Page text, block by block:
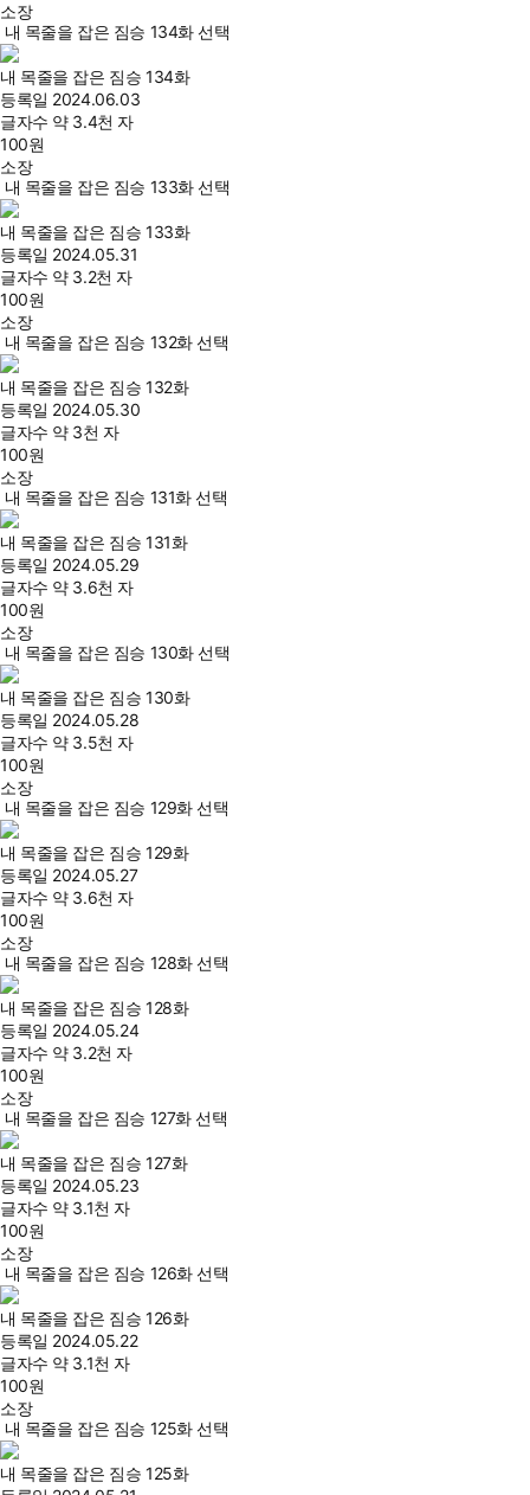
소장
내 목줄을 잡은 짐승 134화 선택
내 목줄을 잡은 짐승 134화
등록일 2024.06.03
글자수 약 3.4천 자
100원
소장
내 목줄을 잡은 짐승 133화 선택
내 목줄을 잡은 짐승 133화
등록일 2024.05.31
글자수 약 3.2천 자
100원
소장
내 목줄을 잡은 짐승 132화 선택
내 목줄을 잡은 짐승 132화
등록일 2024.05.30
글자수 약 3천 자
100원
소장
내 목줄을 잡은 짐승 131화 선택
내 목줄을 잡은 짐승 131화
등록일 2024.05.29
글자수 약 3.6천 자
100원
소장
내 목줄을 잡은 짐승 130화 선택
내 목줄을 잡은 짐승 130화
등록일 2024.05.28
글자수 약 3.5천 자
100원
소장
내 목줄을 잡은 짐승 129화 선택
내 목줄을 잡은 짐승 129화
등록일 2024.05.27
글자수 약 3.6천 자
100원
소장
내 목줄을 잡은 짐승 128화 선택
내 목줄을 잡은 짐승 128화
등록일 2024.05.24
글자수 약 3.2천 자
100원
소장
내 목줄을 잡은 짐승 127화 선택
내 목줄을 잡은 짐승 127화
등록일 2024.05.23
글자수 약 3.1천 자
100원
소장
내 목줄을 잡은 짐승 126화 선택
내 목줄을 잡은 짐승 126화
등록일 2024.05.22
글자수 약 3.1천 자
100원
소장
내 목줄을 잡은 짐승 125화 선택
내 목줄을 잡은 짐승 125화